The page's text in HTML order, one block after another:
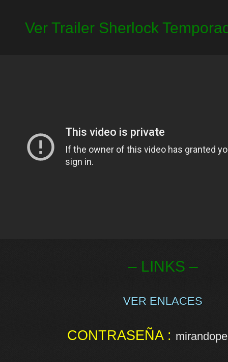
Ver Trailer Sherlock
– LINKS –
VER ENLACES
CONTRASEÑA :